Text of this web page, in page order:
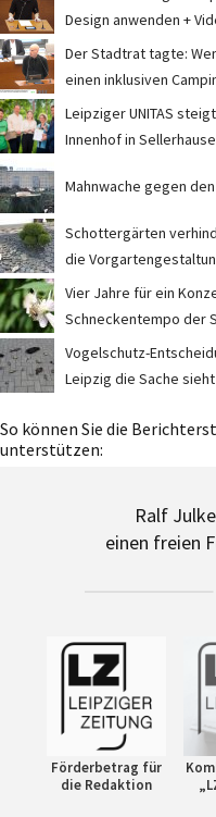
Design anwenden +
Der Stadtrat tagte:
einen inklusiven
Leipziger UNITAS
Innenhof in
Mahnwache gegen
Schottergärten
die
Vier Jahre für ein
Schneckentempo der
Vogelschutz-
Leipzig die Sache sieht
So können Sie die
unterstützen:
Ralf
einen freien
Förderbetrag für
die Redaktion